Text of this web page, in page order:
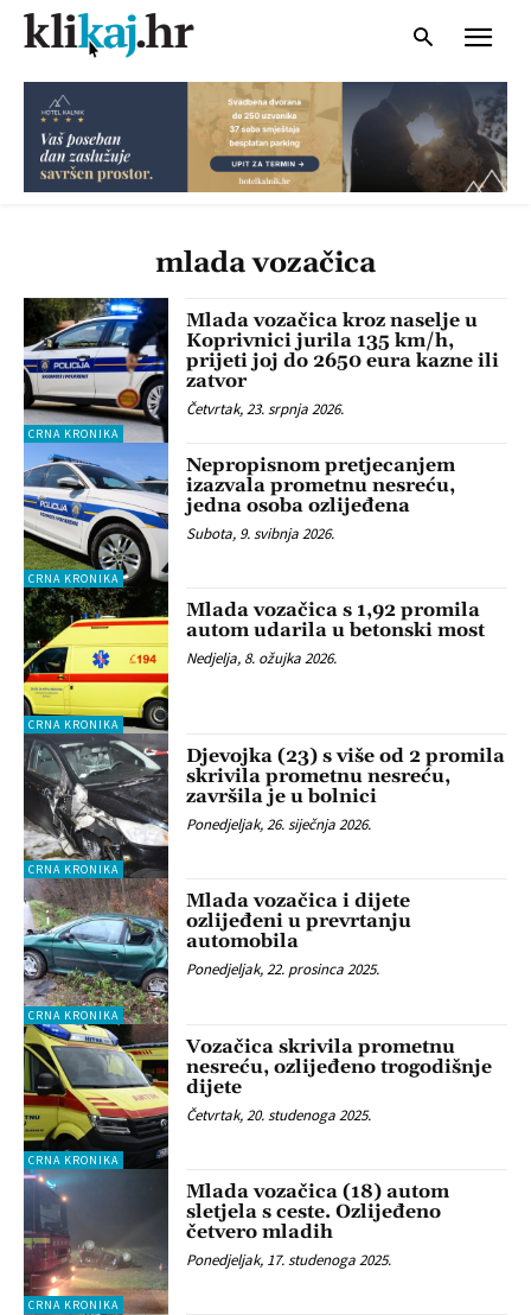
mlada vozačica
CRNA KRONIKA
Mlada vozačica kroz naselje u
Koprivnici jurila 135 km/h,
prijeti joj do 2650 eura kazne ili
zatvor
Četvrtak, 23. srpnja 2026.
CRNA KRONIKA
Nepropisnom pretjecanjem
izazvala prometnu nesreću,
jedna osoba ozlijeđena
Subota, 9. svibnja 2026.
CRNA KRONIKA
Mlada vozačica s 1,92 promila
autom udarila u betonski most
Nedjelja, 8. ožujka 2026.
CRNA KRONIKA
Djevojka (23) s više od 2 promila
skrivila prometnu nesreću,
završila je u bolnici
Ponedjeljak, 26. siječnja 2026.
CRNA KRONIKA
Mlada vozačica i dijete
ozlijeđeni u prevrtanju
automobila
Ponedjeljak, 22. prosinca 2025.
CRNA KRONIKA
Vozačica skrivila prometnu
nesreću, ozlijeđeno trogodišnje
dijete
Četvrtak, 20. studenoga 2025.
CRNA KRONIKA
Mlada vozačica (18) autom
sletjela s ceste. Ozlijeđeno
četvero mladih
Ponedjeljak, 17. studenoga 2025.